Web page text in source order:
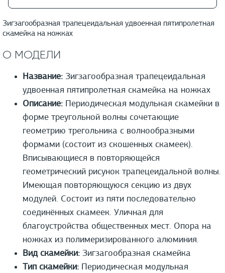
Зигзагообразная трапецеидальная удвоенная пятипролетная
скамейка на ножках
О МОДЕЛИ
Название: Зигзагообразная трапецеидальная
удвоенная пятипролетная скамейка на ножках
Описание: Периодическая модульная скамейки в
форме треугольной волны сочетающие
геометрию трегольника с волнообразными
формами (состоит из скошенных скамеек).
Вписывающиеся в повторяющейся
геометрический рисунок трапецеидальной волны.
Имеющая повторяющуюся секцию из двух
модулей. Состоит из пяти последовательно
соединённых скамеек. Уличная для
благоустройства общественных мест. Опора на
ножках из полимеризированного алюминия.
Вид скамейки: Зигзагообразная скамейка
Тип скамейки: Периодическая модульная